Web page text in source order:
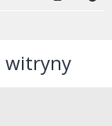
witryny